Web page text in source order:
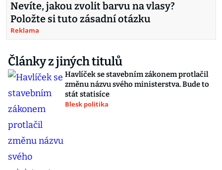
Nevíte, jakou zvolit barvu na vlasy?
Položte si tuto zásadní otázku
Reklama
Články z jiných titulů
Havlíček se stavebním zákonem protlačil
změnu názvu svého ministerstva. Bude to
stát statisíce
Blesk politika